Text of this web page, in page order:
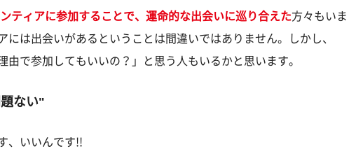
ティアに参加することで、運命的な出会いに巡り合えた方々もいま
には出会いがあるということは間違いではありません。しかし、
由で参加してもいいの？」と思う人もいるかと思います。
ない"
、いいんです!!